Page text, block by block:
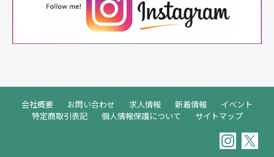
会社概要 お問い合わせ 求人情報 新着情報
イベント
特定商取引表記
個人情報保護について サイトマップ